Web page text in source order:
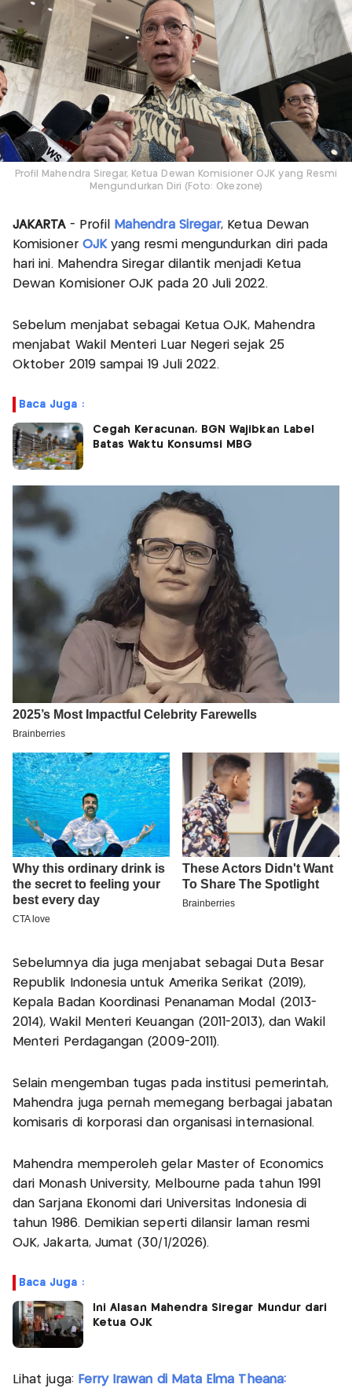
Profil Mahendra Siregar, Ketua Dewan Komisioner OJK yang Resmi
Mengundurkan Diri (Foto: Okezone)
JAKARTA- Profil Mahendra Siregar, Ketua Dewan
Komisioner OJKyang resmi mengundurkan diri pada
hari ini. Mahendra Siregar dilantik menjadi Ketua
Dewan Komisioner OJK pada 20 Juli 2022.
Sebelum menjabat sebagai Ketua OJK, Mahendra
menjabat Wakil Menteri Luar Negeri sejak 25
Oktober 2019 sampai 19 Juli 2022.
Baca Juga :
Cegah Keracunan, BGN Wajibkan Label
Batas Waktu Konsumsi MBG
Sebelumnya dia juga menjabat sebagai Duta Besar
Republik Indonesia untuk Amerika Serikat (2019),
Kepala Badan Koordinasi Penanaman Modal (2013-
2014), Wakil Menteri Keuangan (2011-2013), dan Wakil
Menteri Perdagangan (2009-2011).
Selain mengemban tugas pada institusi pemerintah,
Mahendra juga pernah memegang berbagai jabatan
komisaris di korporasi dan organisasi internasional.
Mahendra memperoleh gelar Master of Economics
dari Monash University, Melbourne pada tahun 1991
dan Sarjana Ekonomi dari Universitas Indonesia di
tahun 1986. Demikian seperti dilansir laman resmi
OJK, Jakarta, Jumat (30/1/2026).
Baca Juga :
Ini Alasan Mahendra Siregar Mundur dari
Ketua OJK
Lihat juga: Ferry Irawan di Mata Elma Theana: